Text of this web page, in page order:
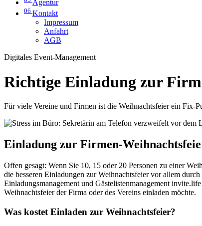
Agentur
06 Kontakt
Impressum
Anfahrt
AGB
Digitales Event-Management
Richtige Einladung zur
Für viele Vereine und Firmen ist die Weihnachtsfeier ein Fix-
Einladung zur Firmen-
Offen gesagt: Wenn Sie 10, 15 oder 20 Personen zu einer
die besseren Einladungen zur Weihnachtsfeier vor allem
Einladungsmanagement und Gästelistenmanagement
Weihnachtsfeier der Firma oder des Vereins einladen möchte.
Was kostet Einladen zur Weihnachtsfeier?